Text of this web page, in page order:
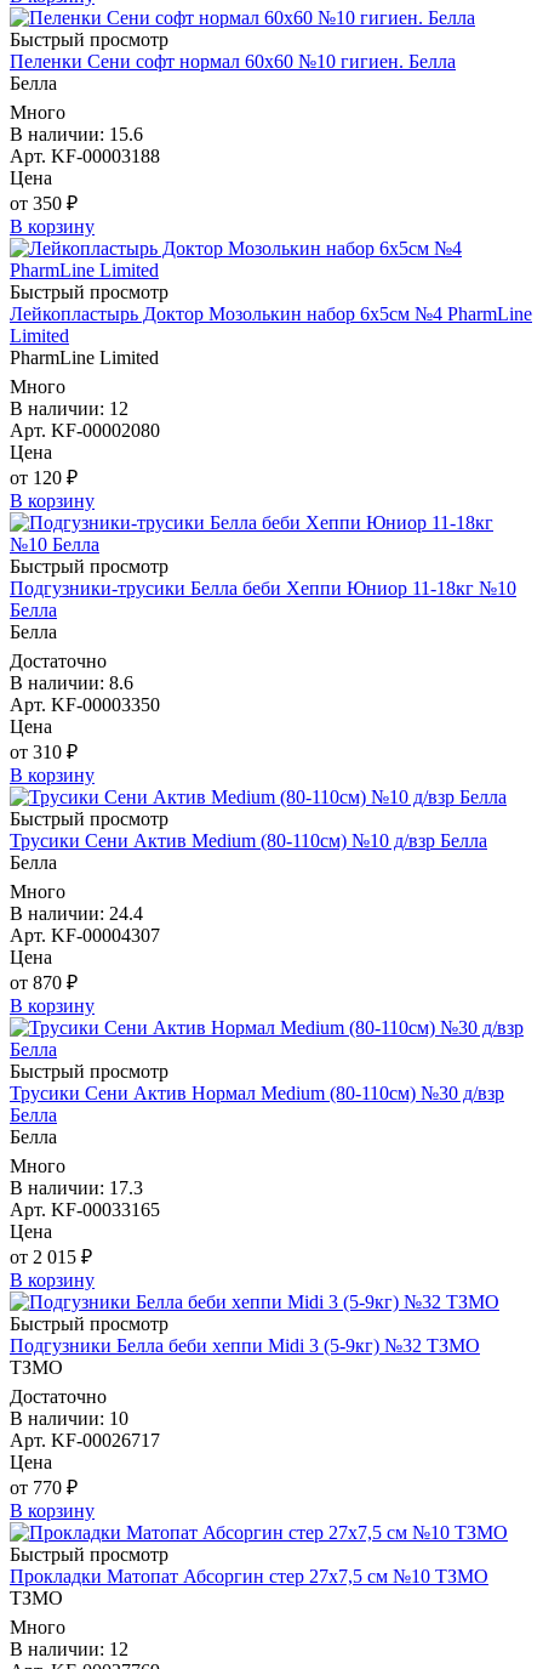
Быстрый просмотр
Пеленки Сени софт нормал 60х60 №10 гигиен. Белла
Белла
Много
В наличии: 15.6
Арт. KF-00003188
Цена
от 350 ₽
В корзину
Быстрый просмотр
Лейкопластырь Доктор Мозолькин набор 6х5см №4 PharmLine
Limited
PharmLine Limited
Много
В наличии: 12
Арт. KF-00002080
Цена
от 120 ₽
В корзину
Быстрый просмотр
Подгузники-трусики Белла беби Хеппи Юниор 11-18кг №10
Белла
Белла
Достаточно
В наличии: 8.6
Арт. KF-00003350
Цена
от 310 ₽
В корзину
Быстрый просмотр
Трусики Сени Актив Medium (80-110см) №10 д/взр Белла
Белла
Много
В наличии: 24.4
Арт. KF-00004307
Цена
от 870 ₽
В корзину
Быстрый просмотр
Трусики Сени Актив Нормал Medium (80-110см) №30 д/взр
Белла
Белла
Много
В наличии: 17.3
Арт. KF-00033165
Цена
от 2 015 ₽
В корзину
Быстрый просмотр
Подгузники Белла беби хеппи Midi 3 (5-9кг) №32 ТЗМО
ТЗМО
Достаточно
В наличии: 10
Арт. KF-00026717
Цена
от 770 ₽
В корзину
Быстрый просмотр
Прокладки Матопат Абсоргин стер 27х7,5 см №10 ТЗМО
ТЗМО
Много
В наличии: 12